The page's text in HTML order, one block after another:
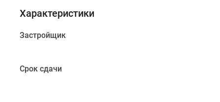
узнаваемость.
Для
приватности
Характеристики
Застройщик
Срок сдачи